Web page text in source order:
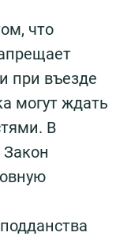
что
при въезде
могут ждать
В